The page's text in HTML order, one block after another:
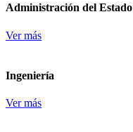
Administración del Estado
Ver más
Ingeniería
Ver más